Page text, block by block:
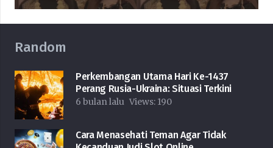
Random
Perkembangan Utama Hari Ke-1437
Perang Rusia-Ukraina: Situasi Terkini
6 bulan lalu Views: 190
Cara Menasehati Teman Agar Tidak